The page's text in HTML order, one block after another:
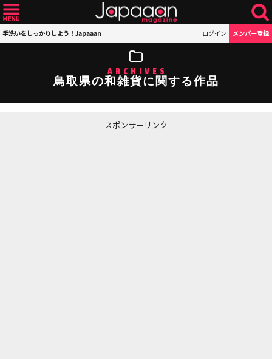
手洗いをしっかりしよう！Japaaan ログイン メンバー登録
ARCHIVES
鳥取県の和雑貨に関する作品
スポンサーリンク